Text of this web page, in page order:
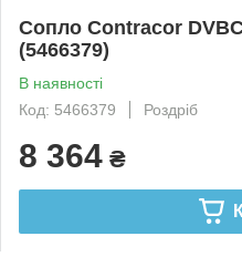
Сопло Contracor
(5466379)
В наявності
Код: 5466379
Роздріб
8 364 ₴